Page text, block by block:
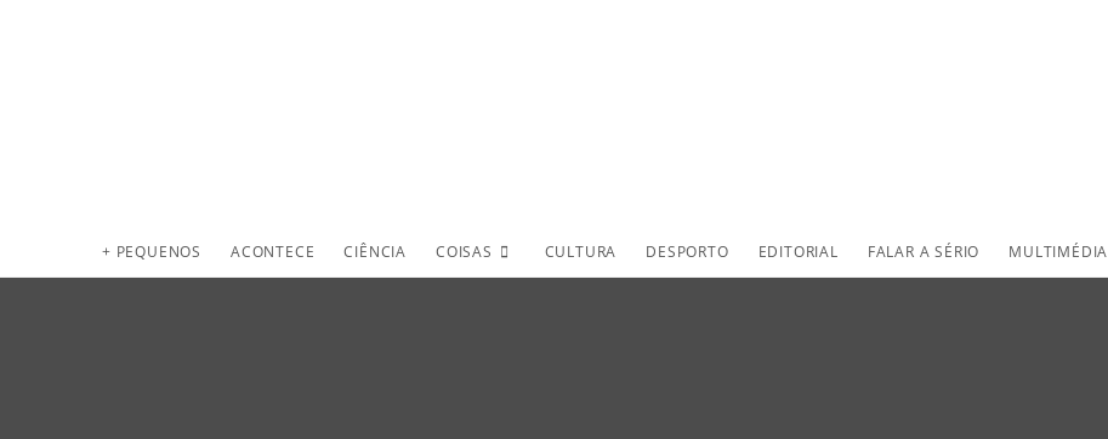
+ PEQUENOS ACONTECE CIÊNCIA COISAS CULTURA DESPORTO EDITORIAL FALAR A SÉRIO MULTIMÉDIA